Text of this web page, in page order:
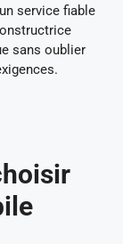
service fiable
sans oublier